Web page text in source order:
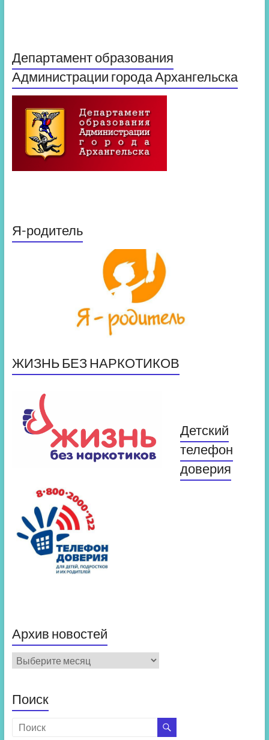
Департамент образования
Администрации города Архангельска
Я-родитель
ЖИЗНЬ БЕЗ НАРКОТИКОВ
Детский
телефон
доверия
Архив новостей
Архив
новостей
Поиск